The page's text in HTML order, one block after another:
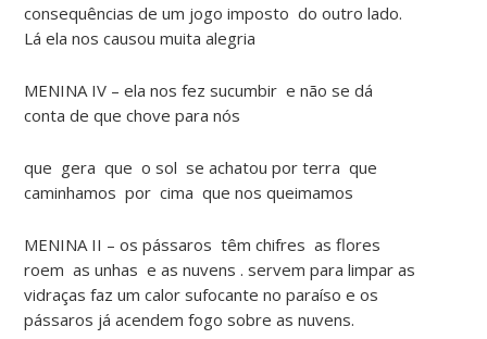
consequências de um jogo imposto do outro lado.
Lá ela nos causou muita alegria
MENINA IV – ela nos fez sucumbir e não se dá
conta de que chove para nós
que gera que o sol se achatou por terra que
caminhamos por cima que nos queimamos
MENINA II – os pássaros têm chifres as flores
roem as unhas e as nuvens . servem para limpar as
vidraças faz um calor sufocante no paraíso e os
pássaros já acendem fogo sobre as nuvens.